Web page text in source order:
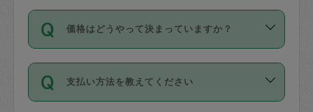
依頼1回につき3時間固定です。3時間を
超えて依頼したい場合は、延長機能をご
利用ください。機能をご利用いただくに
の上事前申請することが必要です。な
お、3時間を下回っても、値引き等はござ
価格はどうやって決まっていますか？
11種類の価格帯の中からタスカジさん自
身が価格を選んで設定しています。
タスカジさんの価格設定には最初は制限
支払い方法を教えてください